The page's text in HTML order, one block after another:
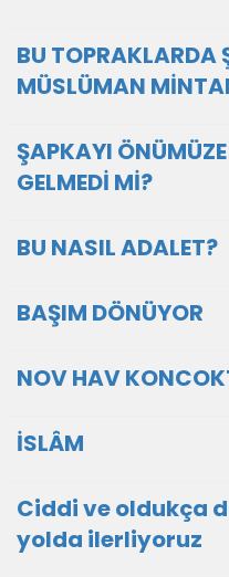
BU TOPRAKLARDA
MÜSLÜMAN
ŞAPKAYI
GELMEDİ Mİ?
BU NASIL ADALET?
BAŞIM DÖNÜYOR
NOV HAV
İSLÂM
Ciddi ve oldukça
yolda ilerliyoruz